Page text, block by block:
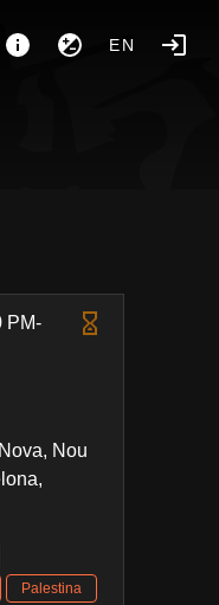
EN
PM-
Nou
Palestina